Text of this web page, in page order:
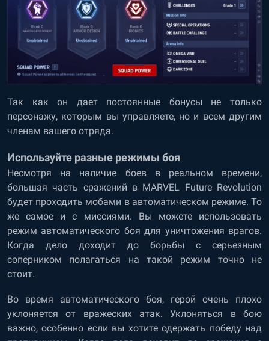
Так как он дает постоянные бонусы не только
персонажу, которым вы управляете, но и всем другим
членам вашего отряда.
Используйте разные режимы боя
Несмотря на наличие боев в реальном времени,
большая часть сражений в MARVEL Future Revolution
будет проходить мобами в автоматическом режиме. То
же самое и с миссиями. Вы можете использовать
режим автоматического боя для уничтожения врагов.
Когда дело доходит до борьбы с серьезным
соперником полагаться на такой режим точно не
стоит.
Во время автоматического боя, герой очень плохо
уклоняется от вражеских атак. Уклоняться в бою
важно, особенно если вы хотите одержать победу над